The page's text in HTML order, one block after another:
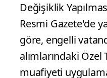
Değişiklik
Resmi Gazete'de
göre, engelli
alımlarındaki
muafiyeti